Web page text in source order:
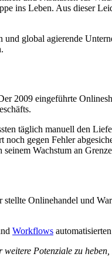
ins Leben. Aus dieser
global agierende
2009 eingeführte
täglich manuell den
gegen Fehler
Wachstum an
Onlinehandel und
Workflows
Potenziale zu